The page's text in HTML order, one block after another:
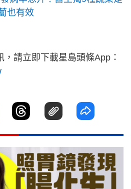
也有效
請立即下載星島頭條App：